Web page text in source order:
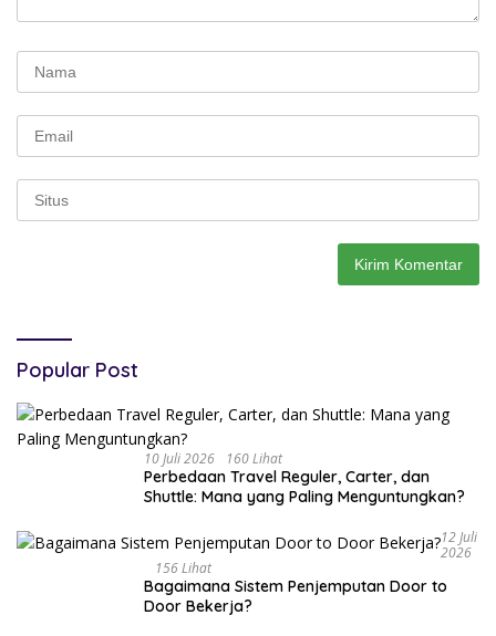
Popular Post
10 Juli 2026 160 Lihat
Perbedaan Travel Reguler, Carter, dan
Shuttle: Mana yang Paling Menguntungkan?
12 Juli
2026
156 Lihat
Bagaimana Sistem Penjemputan Door to
Door Bekerja?